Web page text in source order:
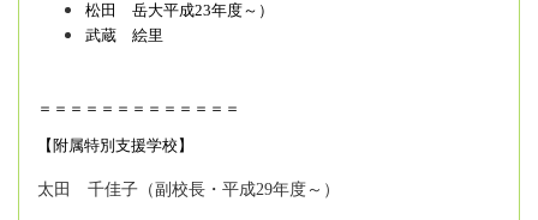
松田 岳大平成23年度～）
武蔵 絵里
＝＝＝＝＝＝＝＝＝＝＝＝＝
【附属特別支援学校】
太田 千佳子（副校長・平成29年度～）